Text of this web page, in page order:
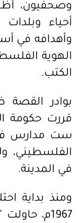
وصحفيون،
أحياء
وأهدافه في
الهوية
الكتب.
بوادر
قررت حكومة
ست مدارس
الفلسطيني،
في المدينة.
ومنذ بداية
1967م،